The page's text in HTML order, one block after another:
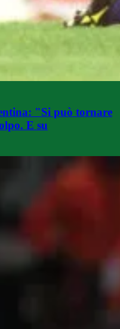
"Si può tornare
E su